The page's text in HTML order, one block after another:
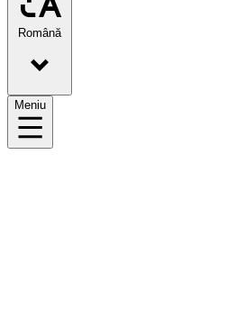
Română
Meniu